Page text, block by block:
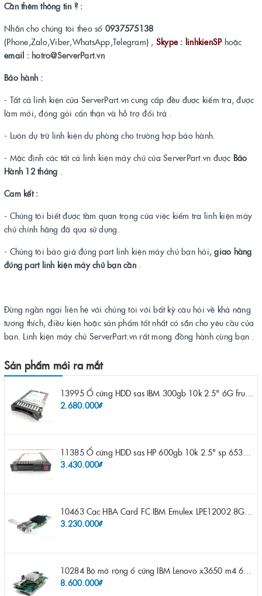
Cần thêm thông tin ? :
Nhắn cho chúng tôi theo số 0937575138
(Phone,Zalo,Viber,WhatsApp,Telegram) , Skype : linhkienSPhoặc
email : hotro@ServerPart.vn
Bảo hành :
- Tất cả linh kiện của ServerPart.vn cung cấp đều được kiểm tra, được
làm mới, đóng gói cẩn thận và hỗ trợ đổi trả .
- Luôn dự trữ linh kiện dự phòng cho trường hợp bảo hành.
- Mặc định các tất cả linh kiện máy chủ của ServerPart.vn được Bảo
Hành 12 tháng .
Cam kết :
- Chúng tôi biết được tầm quan trọng của việc kiểm tra linh kiện máy
chủ chính hãng đã qua sử dụng.
- Chúng tôi báo giá đúng part linh kiện máy chủ bạn hỏi,giao hàng
đúng part linh kiện máy chủ bạn cần.
Đừng ngần ngại liên hệ với chúng tôi với bất kỳ câu hỏi về khả năng
tương thích, điều kiện hoặc sản phẩm tốt nhất có sẵn cho yêu cầu của
bạn. Linh kiện máy chủ ServerPart.vn rất mong đồng hành cùng bạn .
Sản phẩm mới ra mắt
13995 Ổ cứng HDD sas IBM 300gb 10k 2.5" 6G fru 44W2265 opt 44W2264 pn 44W2268 ST9300503SS
2.680.000₫
11385 Ổ cứng HDD sas HP 600gb 10k 2.5" sp 653957-001 pn 619286-003 pn 641552-003 pn 689287-003 652583-B21
3.430.000₫
10463 Cạc HBA Card FC IBM Emulex LPE12002 8Gb 2 port FC SFP fru 42D0500 pn 42D0496 opt 42D0494 LPE12002
3.230.000₫
10284 Bộ mở rộng ổ cứng IBM Lenovo x3650 m4 69Y5319 8x 2.5" HS HDD Assembly Kit with Expander
8.600.000₫